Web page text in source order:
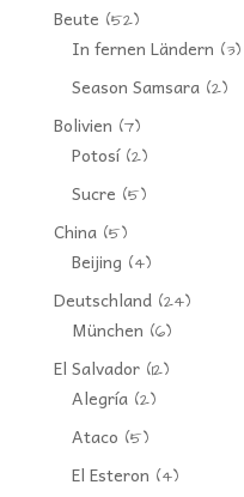
Beute (52)
In fernen Ländern (3)
Season Samsara(2)
Bolivien (7)
Potosí(2)
Sucre (5)
China(5)
Beijing (4)
Deutschland(24)
München (6)
El Salvador(12)
Alegría(2)
Ataco (5)
El Esteron (4)